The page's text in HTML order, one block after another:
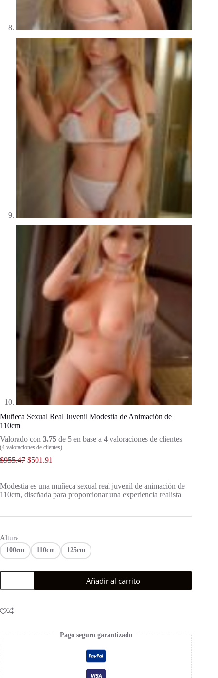
Muñeca Sexual Real Juvenil Modestia de Animación de
110cm
Valorado con 3.75 de 5 en base a 4 valoraciones de clientes
(4 valoraciones de clientes)
$955.47 $501.91
Modestia es una muñeca sexual real juvenil de animación de
110cm, diseñada para proporcionar una experiencia realista.
Altura
100cm 110cm 125cm
Añadir al carrito
Pago seguro garantizado